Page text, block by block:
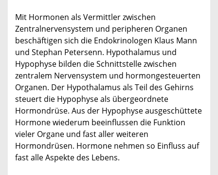
Mit Hormonen als Vermittler zwischen
Zentralnervensystem und peripheren Organen
beschäftigen sich die Endokrinologen Klaus Mann
und Stephan Petersenn. Hypothalamus und
Hypophyse bilden die Schnittstelle zwischen
zentralem Nervensystem und hormongesteuerten
Organen. Der Hypothalamus als Teil des Gehirns
steuert die Hypophyse als übergeordnete
Hormondrüse. Aus der Hypophyse ausgeschüttete
Hormone wiederum beeinflussen die Funktion
vieler Organe und fast aller weiteren
Hormondrüsen. Hormone nehmen so Einfluss auf
fast alle Aspekte des Lebens.